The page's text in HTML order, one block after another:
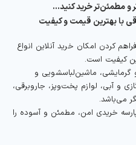
و مطمئن‌تر خرید کنید…
با بهترین قیمت و کیفیت
کردن امکان خرید آنلاین انواع
کیفیت است.
ماشین‌لباسشویی و
و آبی، لوازم پخت‌وپز، جاروبرقی،
می‌باشد.
خریدی امن، مطمئن و آسوده را